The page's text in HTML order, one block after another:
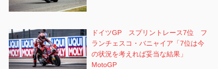
ドイツGP スプリントレース7位 フ
ランチェスコ・バニャイア「7位は今
の状況を考えれば妥当な結果」
MotoGP